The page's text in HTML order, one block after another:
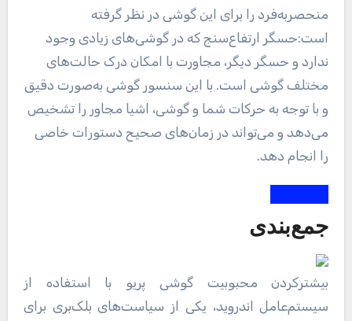
منحصربه‌فرد را برای این گوشی در نظر گرفته
است:حسگر ارتفا‌ع‌سنج که در گوشی‌های زیادی وجود
ندارد و حسگر دیگر، مجاورت با امکان درک حالت‌های
مختلف گوشی است. با این سنسور گوشی به‌صورت دقیق
و با توجه به حرکات شما و گوشی، اشیا مجاور را تشخیص
می‌دهد و می‌تواند در زمان‌های صحیح دستورات خاصی
را انجام دهد.
جمع‌بندی
بیشتر‌کردن محبوبیت گوشی پریو با استفاده از
سیستم‌عامل اندروید، یکی از سیاست‌های بلک‌بری برای